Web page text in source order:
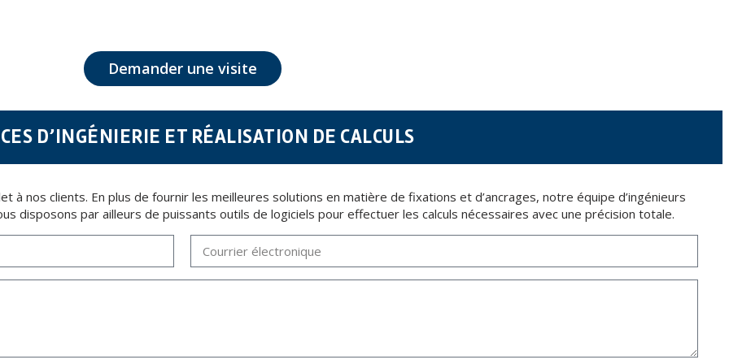
confidentialité et répondent à toutes les exigences prévues par la loi 15/1999 du 13 décembre sur la protection des données personnelles.
en vertu des dispositions au Règlement Général sur la Protection des Données 2016 (RGPD) en envoyant une lettre accompagnée d'une photocopie de votre pièce d’identité,
Demander une visite
D’INGÉNIERIE ET RÉALISATION DE CALCULS
à nos clients. En plus de fournir les meilleures solutions en matière de fixations et d’ancrages, notre équipe d’ingénieurs
disposons par ailleurs de puissants outils de logiciels pour effectuer les calculs nécessaires avec une précision totale.